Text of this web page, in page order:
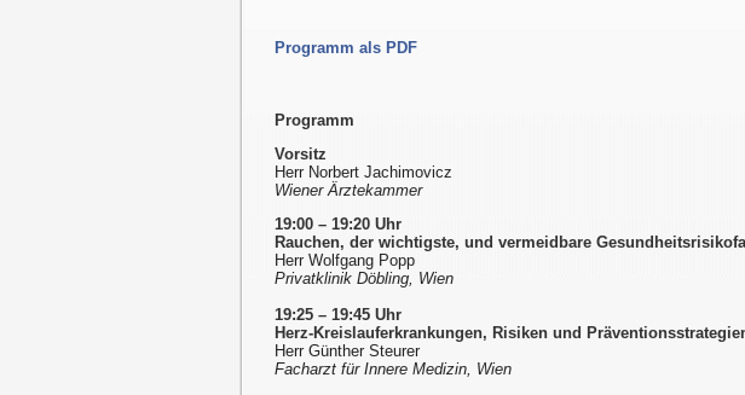
Programm als PDF
Programm
Vorsitz
Herr Norbert Jachimovicz
Wiener Ärztekammer
19:00 – 19:20 Uhr
Rauchen, der wichtigste, und vermeidbare
Herr Wolfgang Popp
Privatklinik Döbling, Wien
19:25 – 19:45 Uhr
Herz-Kreislauferkrankungen, Risiken und
Herr Günther Steurer
Facharzt für Innere Medizin, Wien